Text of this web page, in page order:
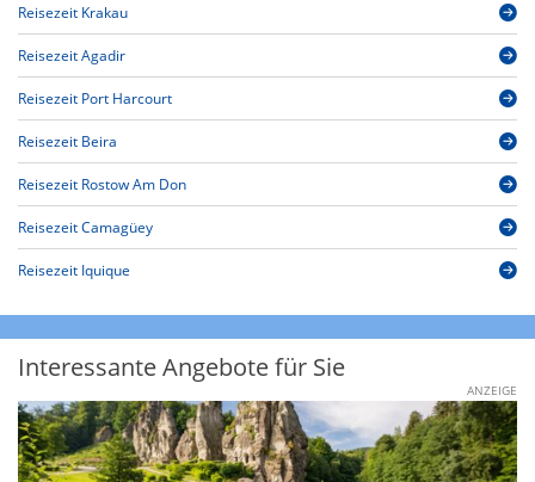
Reisezeit Krakau
Reisezeit Agadir
Reisezeit Port Harcourt
Reisezeit Beira
Reisezeit Rostow Am Don
Reisezeit Camagüey
Reisezeit Iquique
Interessante Angebote für Sie
ANZEIGE